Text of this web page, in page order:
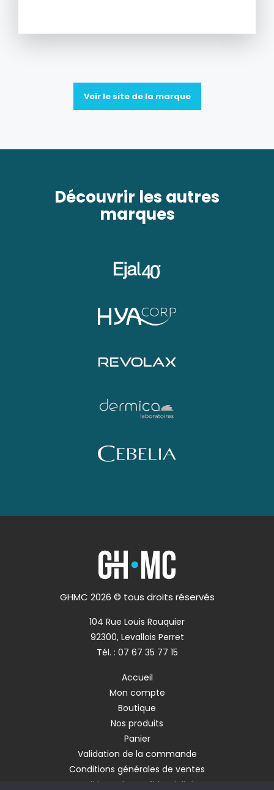
Voir le site de la marque
Découvrir les autres
marques
GHMC 2026 © tous droits réservés
104 Rue Louis Rouquier
92300, Levallois Perret
Tél. : 07 67 35 77 15
Accueil
Mon compte
Boutique
Nos produits
Panier
Validation de la commande
Conditions générales de ventes
Politique de confidentialité